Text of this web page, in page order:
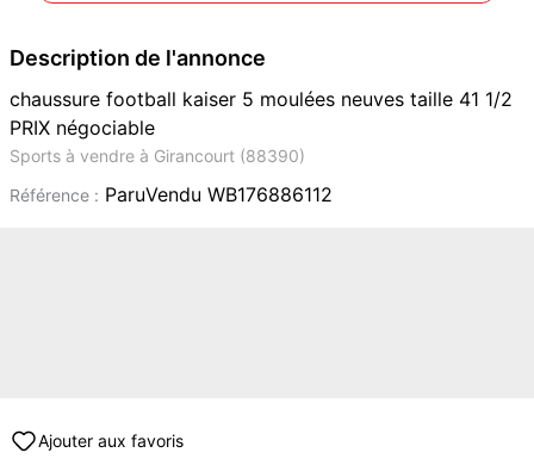
Description de l'annonce
chaussure football kaiser 5 moulées neuves taille 41 1/2
PRIX négociable
Sports à vendre à Girancourt (88390)
Référence : ParuVendu WB176886112
Ajouter aux favoris